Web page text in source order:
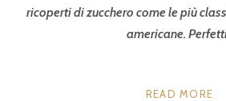
ricoperti di zucchero come le più
americane.
READ MORE